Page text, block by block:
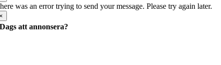
was an error trying to send your message. Please try again later.
Dags att annonsera?